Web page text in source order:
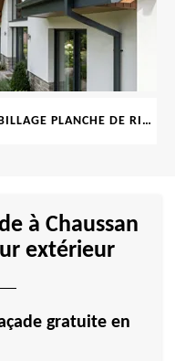
HABILLAGE PLANCHE DE RIVE 69
à Chaussan
extérieur
gratuite en